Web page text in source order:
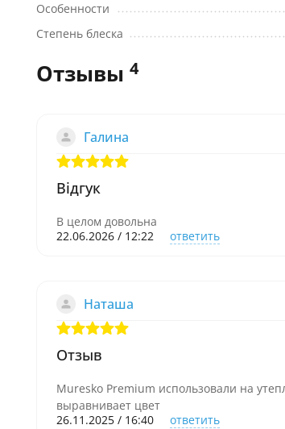
Особенности
Степень блеска
Отзывы 4
Галина
Відгук
В целом довольна
22.06.2026 / 12:22
ответить
Наташа
Отзыв
Muresko Premium использовали на
выравнивает цвет
26.11.2025 / 16:40
ответить